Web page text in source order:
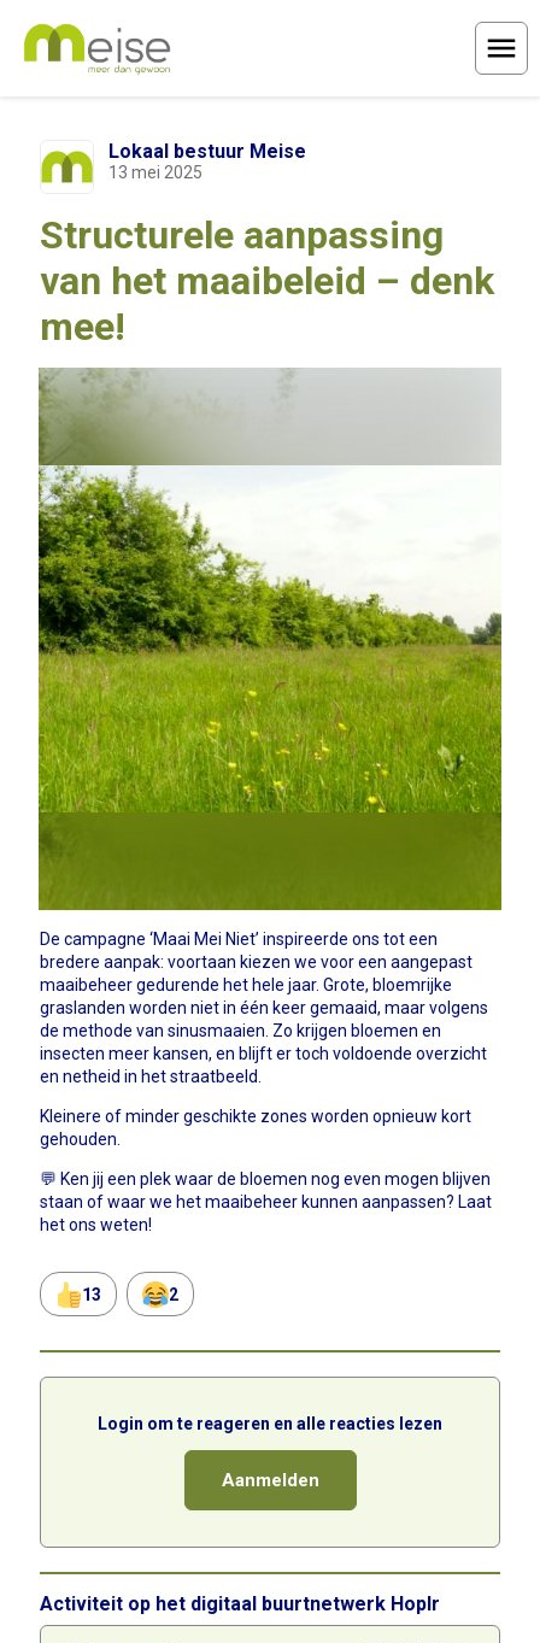
Lokaal bestuur Meise
13 mei 2025
Structurele aanpassing
van het maaibeleid – denk
mee!
De campagne ‘Maai Mei Niet’ inspireerde ons tot een
bredere aanpak: voortaan kiezen we voor een aangepast
maaibeheer gedurende het hele jaar. Grote, bloemrijke
graslanden worden niet in één keer gemaaid, maar volgens
de methode van sinusmaaien. Zo krijgen bloemen en
insecten meer kansen, en blijft er toch voldoende overzicht
en netheid in het straatbeeld.
Kleinere of minder geschikte zones worden opnieuw kort
gehouden.
💬 Ken jij een plek waar de bloemen nog even mogen blijven
staan of waar we het maaibeheer kunnen aanpassen? Laat
het ons weten!
13 2
Login om te reageren en alle reacties lezen
Aanmelden
Activiteit op het digitaal buurtnetwerk Hoplr